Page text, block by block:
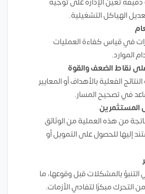
الهياكل التشغيلية.
في قياس كفاءة العمليات
الموارد.
نقاط الضعف والقوة
الفعلية بالأهداف أو المعايير
في تصحيح المسار.
المستثمرين
من هذه العملية من الوثائق
إليها للحصول على التمويل أو
بالمشكلات قبل وقوعها، ما
التحرك مبكرًا لتفادي الأزمات.